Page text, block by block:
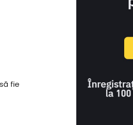
fie